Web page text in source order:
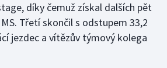
díky čemuž získal dalších pět
Třetí skončil s odstupem 33,2
jezdec a vítězův týmový kolega